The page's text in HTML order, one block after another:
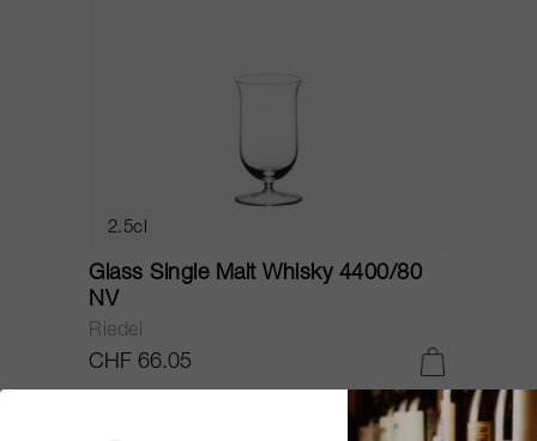
2.5cl
Glass Single Malt Whisky 4400/80
NV
Riedel
CHF 66.05